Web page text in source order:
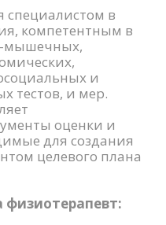
специалистом в
компетентным в
мышечных,
и
тестов, и мер.
оценки и
для создания
целевого плана